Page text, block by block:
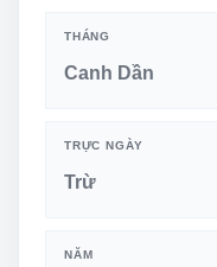
THÁNG
Canh Dần
TRỰC NGÀY
Trừ
NĂM